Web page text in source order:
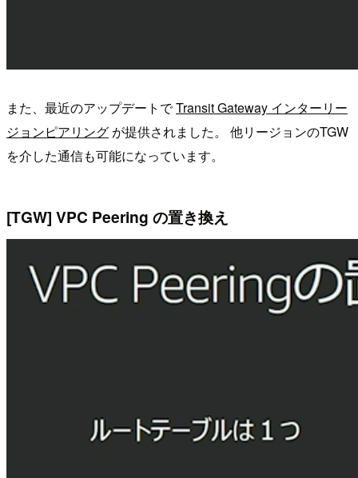
また、最近のアップデートでTransit Gateway インターリー
ジョンピアリング が提供されました。 他リージョンのTGW
を介した通信も可能になっています。
[TGW] VPC Peering の置き換え